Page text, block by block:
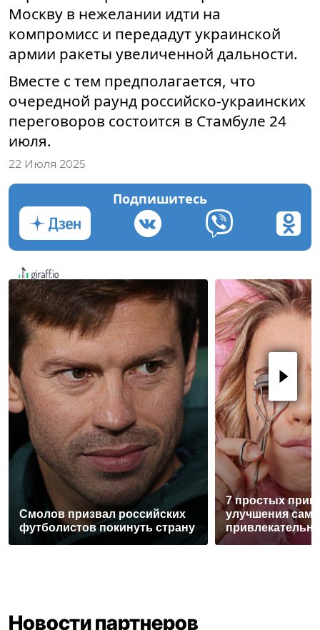
Москву в нежелании идти на
компромисс и передадут украинской
армии ракеты увеличенной дальности.
Вместе с тем предполагается, что
очередной раунд российско-украинских
переговоров состоится в Стамбуле 24
июля.
22 Июля 2025
Подпишитесь
Смолов призвал российских
футболистов покинуть страну
7 простых
улучшения
Новости партнеров